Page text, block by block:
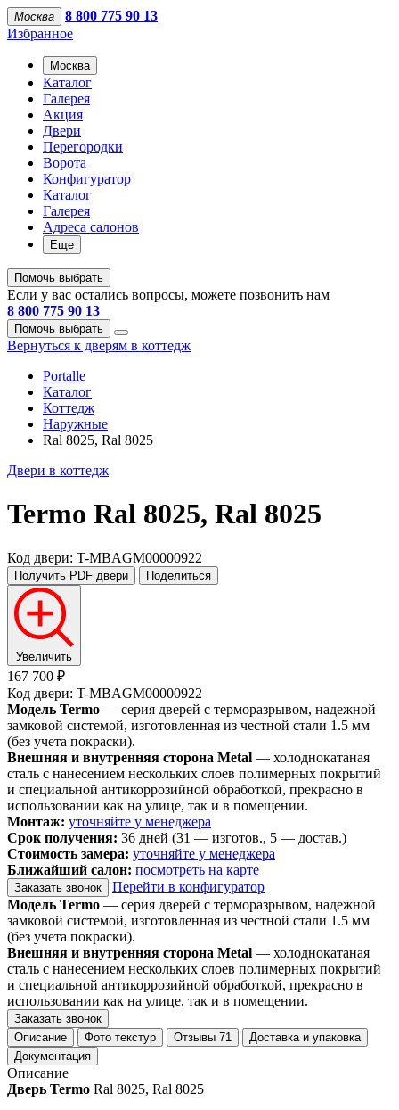
Москва
8 800 775 90 13
Избранное
Москва
Каталог
Галерея
Акция
Двери
Перегородки
Ворота
Конфигуратор
Каталог
Галерея
Адреса салонов
Еще
Помочь выбрать
Если у вас остались вопросы, можете позвонить нам
8 800 775 90 13
Помочь выбрать
Вернуться к дверям в коттедж
Portalle
Каталог
Коттедж
Наружные
Ral 8025, Ral 8025
Двери в коттедж
Termo Ral 8025, Ral 8025
Код двери: T-MBAGM00000922
Получить PDF двери Поделиться
Увеличить
167 700 ₽
Код двери: T-MBAGM00000922
Модель Termo — серия дверей с терморазрывом, надежной
замковой системой, изготовленная из честной стали 1.5 мм
(без учета покраски).
Внешняя и внутренняя сторона Metal — холоднокатаная
сталь с нанесением нескольких слоев полимерных покрытий
и специальной антикоррозийной обработкой, прекрасно в
использовании как на улице, так и в помещении.
Монтаж: уточняйте у менеджера
Срок получения: 36 дней (31 — изготов., 5 — достав.)
Стоимость замера: уточняйте у менеджера
Ближайший салон: посмотреть на карте
Заказать звонок
Перейти в конфигуратор
Модель Termo — серия дверей с терморазрывом, надежной
замковой системой, изготовленная из честной стали 1.5 мм
(без учета покраски).
Внешняя и внутренняя сторона Metal — холоднокатаная
сталь с нанесением нескольких слоев полимерных покрытий
и специальной антикоррозийной обработкой, прекрасно в
использовании как на улице, так и в помещении.
Заказать звонок
Описание
Фото текстур Отзывы 71
Доставка и упаковка
Документация
Описание
Дверь Termo Ral 8025, Ral 8025